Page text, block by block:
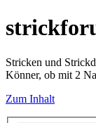
Stricken und
Könner, ob mit 2
Zum Inhalt